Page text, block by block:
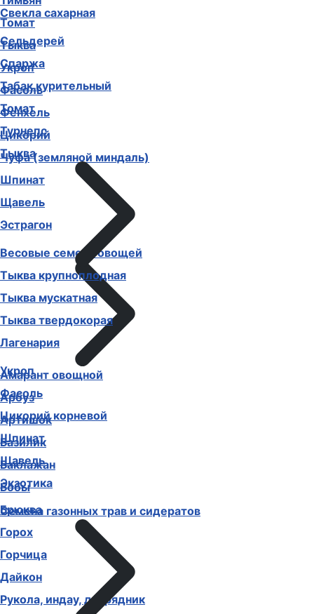
Томат
Тыква
Укроп
Фасоль
Фенхель
Цикорий
Чуфа (земляной миндаль)
Шпинат
Щавель
Эстрагон
Весовые семена овощей
Амарант овощной
Арбуз
Артишок
Базилик
Баклажан
Бобы
Брюква
Горох
Горчица
Дайкон
Рукола, индау, двурядник
Свекла сахарная
Сельдерей
Спаржа
Табак курительный
Томат
Турнепс
Тыква
Тыква крупноплодная
Тыква мускатная
Тыква твердокорая
Лагенария
Укроп
Фасоль
Цикорий корневой
Шпинат
Щавель
Экзотика
Семена газонных трав и сидератов